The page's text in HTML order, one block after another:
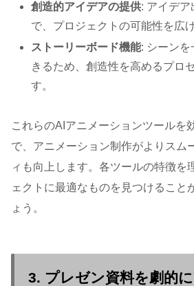
創造的アイデアの提供: アイデア
で、プロジェクトの可能性を広げ
ストーリーボード機能: シーンを
きるため、創造性を高めるプロ
す。
これらのAIアニメーションツールを
で、アニメーション制作がよりスム
ィも向上します。各ツールの特徴を
ェクトに最適なものを見つけること
ょう。
3. プレゼン資料を劇的